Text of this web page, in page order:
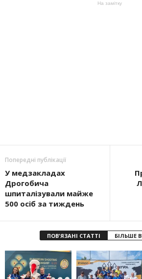
На замітку
Попередні публікації
У медзакладах
Дрогобича
шпиталізували майже
500 осіб за тиждень
ПОВ'ЯЗАНІ СТАТТІ БІЛЬШЕ